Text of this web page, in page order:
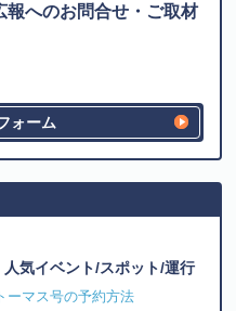
報へのお問合せ・ご取材
ォーム
人気イベント/スポット/運行
ーマス号の予約方法